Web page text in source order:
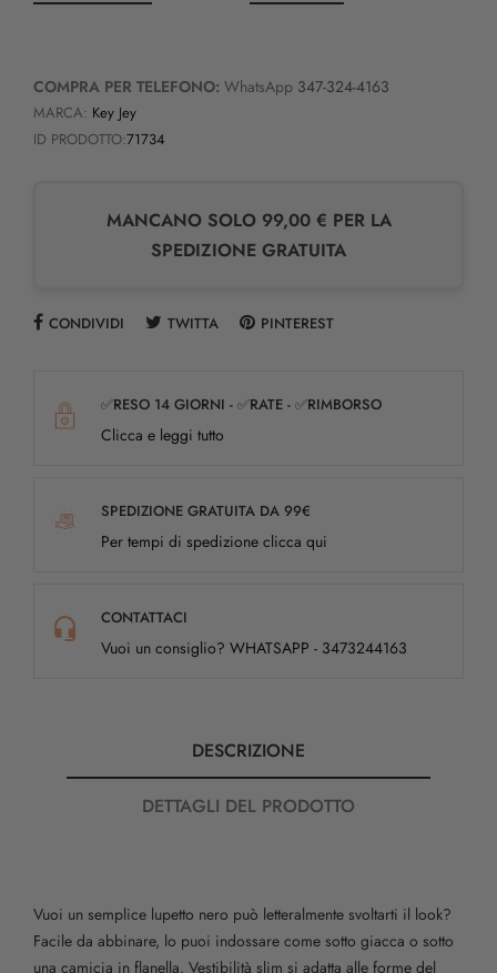
COMPRA PER TELEFONO: WhatsApp 347-324-4163
MARCA: Key Jey
ID PRODOTTO:71734
MANCANO SOLO 99,00 € PER LA
SPEDIZIONE GRATUITA
CONDIVIDI TWITTA PINTEREST
✅RESO 14 GIORNI - ✅RATE - ✅RIMBORSO
Clicca e leggi tutto
SPEDIZIONE GRATUITA DA 99€
Per tempi di spedizione clicca qui
CONTATTACI
Vuoi un consiglio? WHATSAPP - 3473244163
DESCRIZIONE
DETTAGLI DEL PRODOTTO
Vuoi un semplice lupetto nero può letteralmente svoltarti il look?
Facile da abbinare, lo puoi indossare come sotto giacca o sotto
una camicia in flanella. Vestibilità slim si adatta alle forme del